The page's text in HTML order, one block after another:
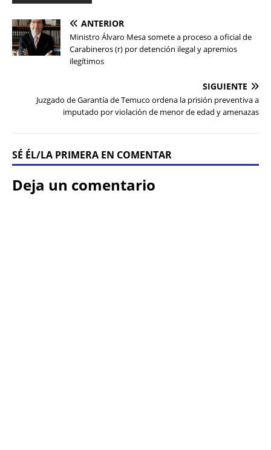
ANTERIOR
Ministro Álvaro Mesa somete a proceso a oficial de
Carabineros (r) por detención ilegal y apremios
ilegítimos
SIGUIENTE
Juzgado de Garantía de Temuco ordena la prisión preventiva a
imputado por violación de menor de edad y amenazas
SÉ ÉL/LA PRIMERA EN COMENTAR
Deja un comentario